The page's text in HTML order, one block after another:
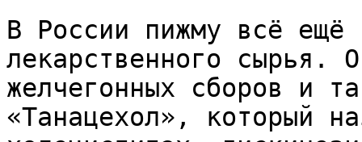
В России пижму всё ещё
лекарственного сырья.
желчегонных сборов и
«Танацехол», который